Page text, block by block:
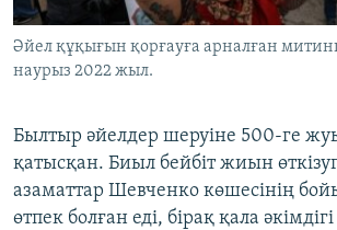
Әйел құқығын қорғауға арналған
наурыз 2022 жыл.
Былтыр әйелдер шеруіне 500-ге
қатысқан. Биыл бейбіт жиын
азаматтар Шевченко көшесінің
өтпек болған еді, бірақ қала